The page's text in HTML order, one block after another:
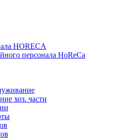
HORECA
персонала HoReCa
хоз. части